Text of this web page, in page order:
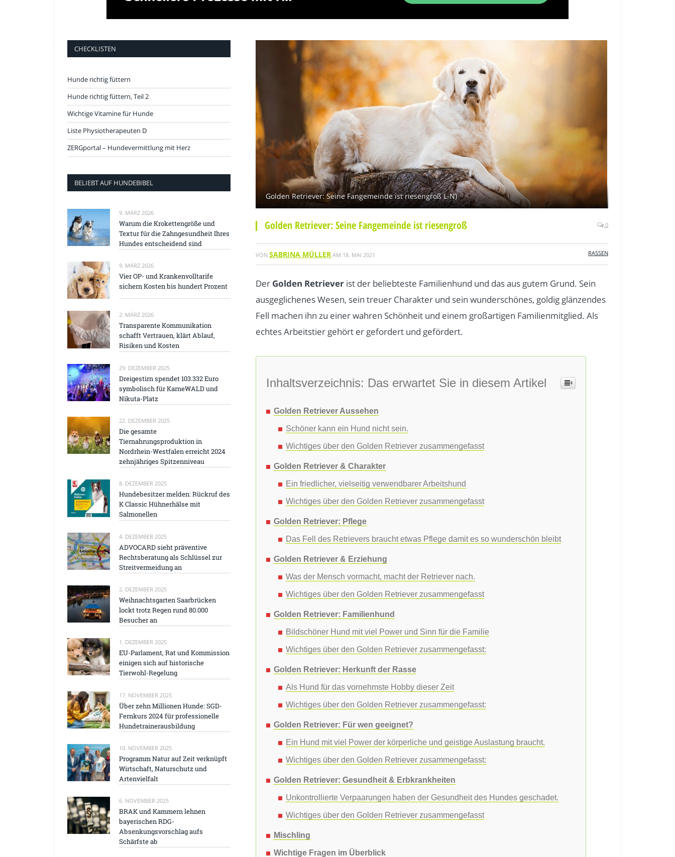
Golden Retriever: Seine Fangemeinde ist riesengroß L-N)
Golden Retriever: Seine Fangemeinde ist riesengroß 0
VON SABRINA MÜLLER AM 18. MAI 2021 RASSEN
Der Golden Retriever ist der beliebteste Familienhund und das aus gutem Grund. Sein
ausgeglichenes Wesen, sein treuer Charakter und sein wunderschönes, goldig glänzendes
Fell machen ihn zu einer wahren Schönheit und einem großartigen Familienmitglied. Als
echtes Arbeitstier gehört er gefordert und gefördert.
Inhaltsverzeichnis: Das erwartet Sie in diesem Artikel
Golden Retriever Aussehen
Schöner kann ein Hund nicht sein.
Wichtiges über den Golden Retriever zusammengefasst
Golden Retriever & Charakter
Ein friedlicher, vielseitig verwendbarer Arbeitshund
Wichtiges über den Golden Retriever zusammengefasst
Golden Retriever: Pflege
Das Fell des Retrievers braucht etwas Pflege damit es so wunderschön bleibt
Golden Retriever & Erziehung
Was der Mensch vormacht, macht der Retriever nach.
Wichtiges über den Golden Retriever zusammengefasst
Golden Retriever: Familienhund
Bildschöner Hund mit viel Power und Sinn für die Familie
Wichtiges über den Golden Retriever zusammengefasst:
Golden Retriever: Herkunft der Rasse
Als Hund für das vornehmste Hobby dieser Zeit
Wichtiges über den Golden Retriever zusammengefasst:
Golden Retriever: Für wen geeignet?
Ein Hund mit viel Power der körperliche und geistige Auslastung braucht.
Wichtiges über den Golden Retriever zusammengefasst:
Golden Retriever: Gesundheit & Erbkrankheiten
Unkontrollierte Verpaarungen haben der Gesundheit des Hundes geschadet.
Wichtiges über den Golden Retriever zusammengefasst
Mischling
Wichtige Fragen im Überblick
CHECKLISTEN
Hunde richtig füttern
Hunde richtig füttern, Teil 2
Wichtige Vitamine für Hunde
Liste Physiotherapeuten D
ZERGportal – Hundevermittlung mit Herz
BELIEBT AUF HUNDEBIBEL
9. MÄRZ 2026
Warum die Krokettengröße und
Textur für die Zahngesundheit Ihres
Hundes entscheidend sind
9. MÄRZ 2026
Vier OP- und Krankenvolltarife
sichern Kosten bis hundert Prozent
2. MÄRZ 2026
Transparente Kommunikation
schafft Vertrauen, klärt Ablauf,
Risiken und Kosten
29. DEZEMBER 2025
Dreigestirn spendet 103.332 Euro
symbolisch für KarneWALD und
Nikuta-Platz
22. DEZEMBER 2025
Die gesamte
Tiernahrungsproduktion in
Nordrhein-Westfalen erreicht 2024
zehnjähriges Spitzenniveau
8. DEZEMBER 2025
Hundebesitzer melden: Rückruf des
K Classic Hühnerhälse mit
Salmonellen
4. DEZEMBER 2025
ADVOCARD sieht präventive
Rechtsberatung als Schlüssel zur
Streitvermeidung an
2. DEZEMBER 2025
Weihnachtsgarten Saarbrücken
lockt trotz Regen rund 80.000
Besucher an
1. DEZEMBER 2025
EU-Parlament, Rat und Kommission
einigen sich auf historische
Tierwohl-Regelung
17. NOVEMBER 2025
Über zehn Millionen Hunde: SGD-
Fernkurs 2024 für professionelle
Hundetrainerausbildung
10. NOVEMBER 2025
Programm Natur auf Zeit verknüpft
Wirtschaft, Naturschutz und
Artenvielfalt
6. NOVEMBER 2025
BRAK und Kammern lehnen
bayerischen RDG-
Absenkungsvorschlag aufs
Schärfste ab